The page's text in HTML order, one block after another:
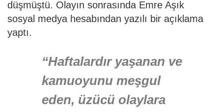
düşmüştü. Olayın sonrasında Emre Aşık
sosyal medya hesabından yazılı bir açıklama
yaptı.
“Haftalardır yaşanan ve
kamuoyunu meşgul
eden, üzücü olaylara